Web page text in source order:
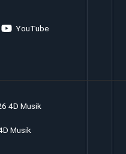
YouTube
4D Musik
Musik